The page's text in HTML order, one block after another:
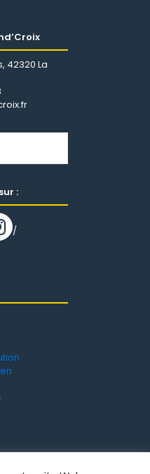
42320 La
:
/